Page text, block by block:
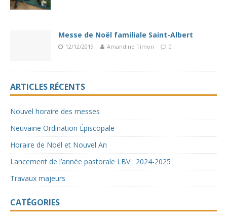
Messe de Noël familiale Saint-Albert
12/12/2019 Amandine Timon 0
ARTICLES RÉCENTS
Nouvel horaire des messes
Neuvaine Ordination Épiscopale
Horaire de Noël et Nouvel An
Lancement de l’année pastorale LBV : 2024-2025
Travaux majeurs
CATÉGORIES